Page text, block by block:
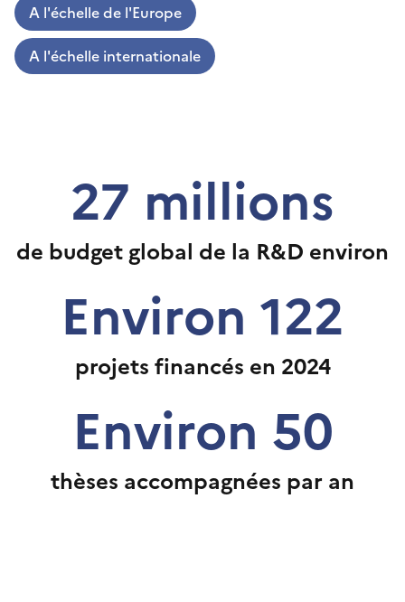
A l'échelle de l'Europe
A l'échelle internationale
27 millions
de budget global de la R&D environ
Environ 122
projets financés en 2024
Environ 50
thèses accompagnées par an